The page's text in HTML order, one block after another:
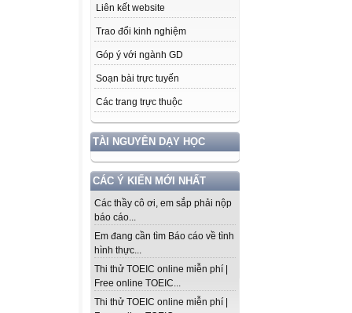
Liên kết website
Trao đổi kinh nghiệm
Góp ý với ngành GD
Soạn bài trực tuyến
Các trang trực thuộc
TÀI NGUYÊN DẠY HỌC
CÁC Ý KIẾN MỚI NHẤT
Các thầy cô ơi, em sắp phải nộp
báo cáo...
Em đang cần tìm Báo cáo về tình
hình thực...
Thi thử TOEIC online miễn phí |
Free online TOEIC...
Thi thử TOEIC online miễn phí |